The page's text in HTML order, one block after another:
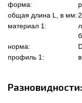
форма:
общая длина L, в мм:
материал 1:
норма:
профиль 1:
Разновидности: